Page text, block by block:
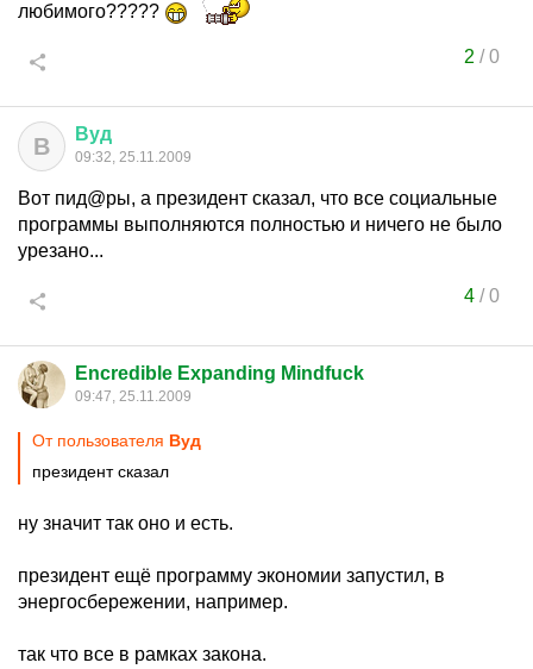
любимого?????
2 /0
В Вуд
09:32, 25.11.2009
Вот пид@ры, а президент сказал, что все социальные
программы выполняются полностью и ничего не было
урезано...
4/0
Encredible Expanding Mindfuck
09:47, 25.11.2009
От пользователя Вуд
президент сказал
ну значит так оно и есть.
президент ещё программу экономии запустил, в
энергосбережении, например.
так что все в рамках закона.